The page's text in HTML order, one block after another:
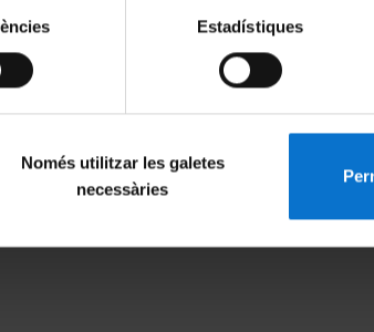
Estadístiques
Només utilitzar les galetes
necessàries
MENÚ PEU 1
Legal notice